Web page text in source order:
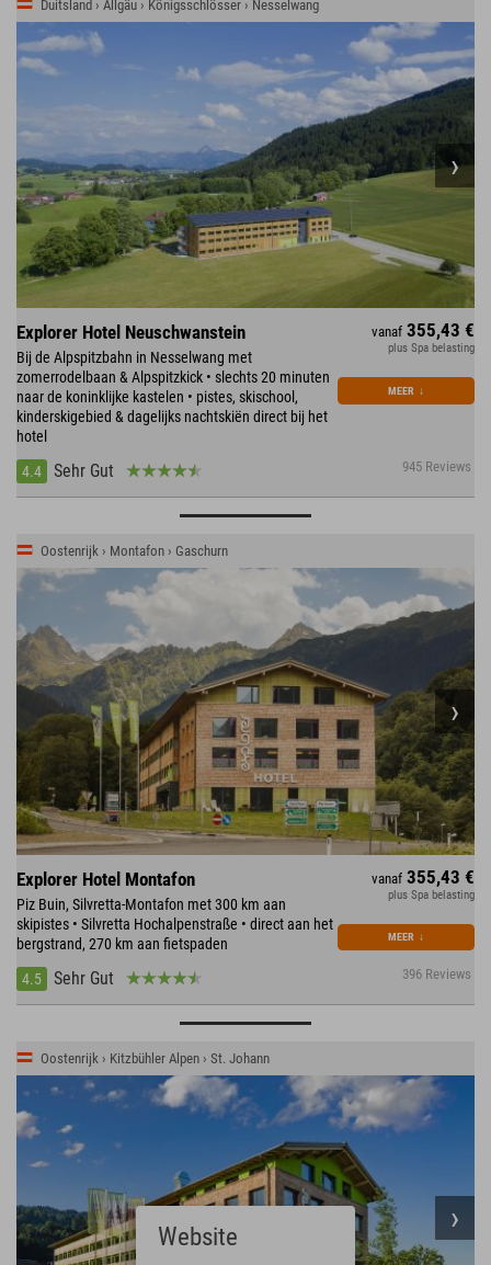
Duitsland › Allgäu › Königsschlösser › Nesselwang
Explorer Hotel Neuschwanstein
Bij de Alpspitzbahn in Nesselwang met
zomerrodelbaan & Alpspitzkick • slechts 20 minuten
naar de koninklijke kastelen • pistes, skischool,
kinderskigebied & dagelijks nachtskiën direct bij het
hotel
4.4
Sehr Gut 945 Reviews
vanaf 355,43 €
plus Spa belasting
MEER ↓
Oostenrijk › Montafon › Gaschurn
Explorer Hotel Montafon
Piz Buin, Silvretta-Montafon met 300 km aan
skipistes • Silvretta Hochalpenstraße • direct aan het
bergstrand, 270 km aan fietspaden
4.5
Sehr Gut 396 Reviews
vanaf 355,43 €
plus Spa belasting
MEER ↓
Oostenrijk › Kitzbühler Alpen › St. Johann
Website